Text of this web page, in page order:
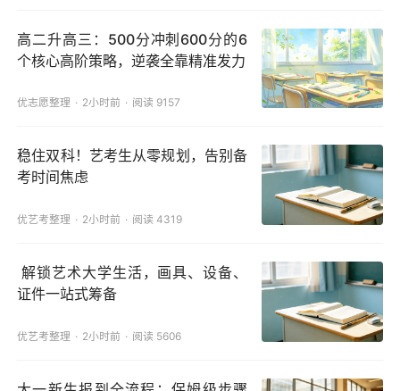
高二升高三：500分冲刺600分的6
个核心高阶策略，逆袭全靠精准发力
优志愿整理 2小时前 阅读 9157
稳住双科！艺考生从零规划，告别备
考时间焦虑
优艺考整理 2小时前 阅读 4319
解锁艺术大学生活，画具、设备、
证件一站式筹备
优艺考整理 2小时前 阅读 5606